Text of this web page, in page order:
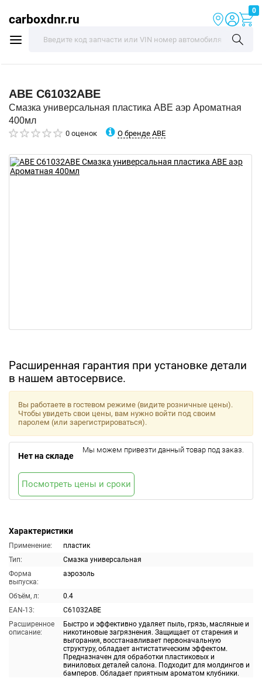
carboxdnr.ru
0
ABE C61032ABE
Смазка универсальная пластика ABE аэр Ароматная
400мл
0 оценок О бренде ABE
Расширенная гарантия при установке детали
в нашем автосервисе.
Характеристики
Применение:
пластик
Тип:
Смазка универсальная
Форма
выпуска:
аэрозоль
Объём, л:
0.4
EAN-13:
C61032ABE
Расширенное
описание:
Быстро и эффективно удаляет пыль, грязь, масляные и
никотиновые загрязнения. Защищает от старения и
выгорания, восстанавливает первоначальную
структуру, обладает антистатическим эффектом.
Предназначен для обработки пластиковых и
виниловых деталей салона. Подходит для молдингов и
бамперов. Обладает приятным ароматом клубники.
Вы работаете в гостевом режиме (видите розничные цены).
Чтобы увидеть свои цены, вам нужно войти под своим
паролем (или зарегистрироваться).
Нет на складе
Мы можем привезти данный товар под заказ.
Посмотреть цены и сроки